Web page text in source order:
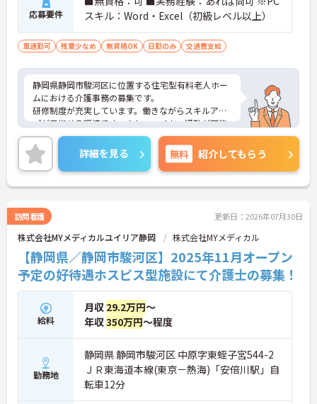
応募要件
スキル：Word・Excel（初級レベル以上）
車通勤可 残業少なめ 無資格OK 日勤のみ 交通費支給
静岡県静岡市駿河区に位置する住宅型有料老人ホー
ムにおける介護事務の募集です。
研修制度が充実しています。働きながらスキルアッ
プが目指せる環境です。また、マイカー通勤が可能
です。通勤が苦になりません。
ご興味のある方には、面接対策ポイントなど、さら
に詳細をご案内しますのでお気軽にご相談くださ
い！
詳細を見る 無料 紹介してもらう
訪問看護 更新日：2026年07月30日
株式会社MYメディカルユイリア静岡 株式会社MYメディカル
【静岡県／静岡市駿河区】2025年11月オープン
予定の好待遇ホスピス型施設にて介護士の募集！
給料
月収 29.2万円～
年収350万円～程度
勤務地
静岡県 静岡市駿河区 中原字東蛭子宮544-2
ＪＲ東海道本線(東京－熱海)「安倍川駅」自
転車12分